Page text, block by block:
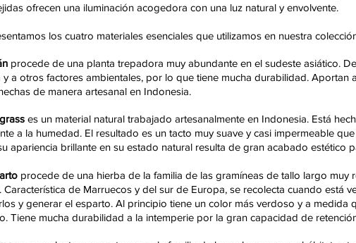
ofrecen una iluminación acogedora con una luz natural y envolvente.
los cuatro materiales esenciales que utilizamos en nuestra
procede de una planta trepadora muy abundante en el sudeste asiático.
y a otros factores ambientales, por lo que tiene mucha durabilidad. Aportan
de manera artesanal en Indonesia.
es un material natural trabajado artesanalmente en Indonesia. Está
a la humedad. El resultado es un tacto muy suave y casi impermeable
apariencia brillante en su estado natural resulta de gran acabado estético
procede de una hierba de la familia de las gramíneas de tallo largo
Característica de Marruecos y del sur de Europa, se recolecta cuando está
y generar el esparto. Al principio tiene un color más verdoso y a
Tiene mucha durabilidad a la intemperie por la gran capacidad de